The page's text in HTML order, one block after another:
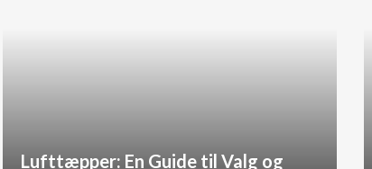
Lufttæpper: En Guide til Valg og